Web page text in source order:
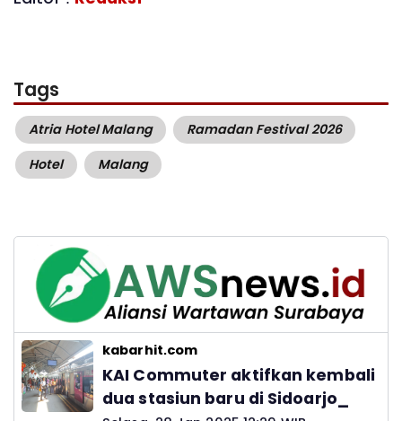
Tags
Atria Hotel Malang
Ramadan Festival 2026
Hotel
Malang
kabarhit.com
KAI Commuter aktifkan kembali
dua stasiun baru di Sidoarjo_